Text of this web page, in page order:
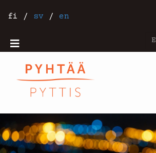
pääsisältöön
fi / sv / en
Mobiilivalikko